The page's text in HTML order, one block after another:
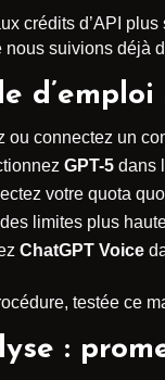
crédits d’API
nous suivions déjà
ou connectez un
GPT-5 dans
votre quota
limites plus
ChatGPT Voice
testée ce
: